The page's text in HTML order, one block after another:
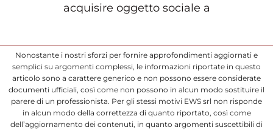
acquisire oggetto sociale a
Nonostante i nostri sforzi per fornire approfondimenti aggiornati e
semplici su argomenti complessi, le informazioni riportate in questo
articolo sono a carattere generico e non possono essere considerate
documenti ufficiali, così come non possono in alcun modo sostituire il
parere di un professionista. Per gli stessi motivi EWS srl non risponde
in alcun modo della correttezza di quanto riportato, così come
dell’aggiornamento dei contenuti, in quanto argomenti suscettibili di